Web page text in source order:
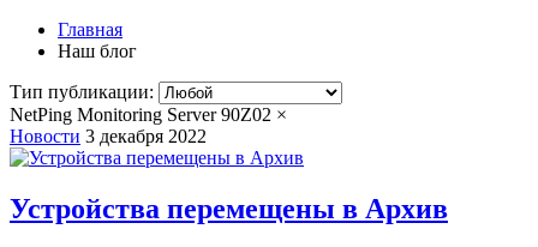
Главная
Наш блог
Тип публикации:
NetPing Monitoring Server 90Z02 ×
Новости 3 декабря 2022
Устройства перемещены в Архив